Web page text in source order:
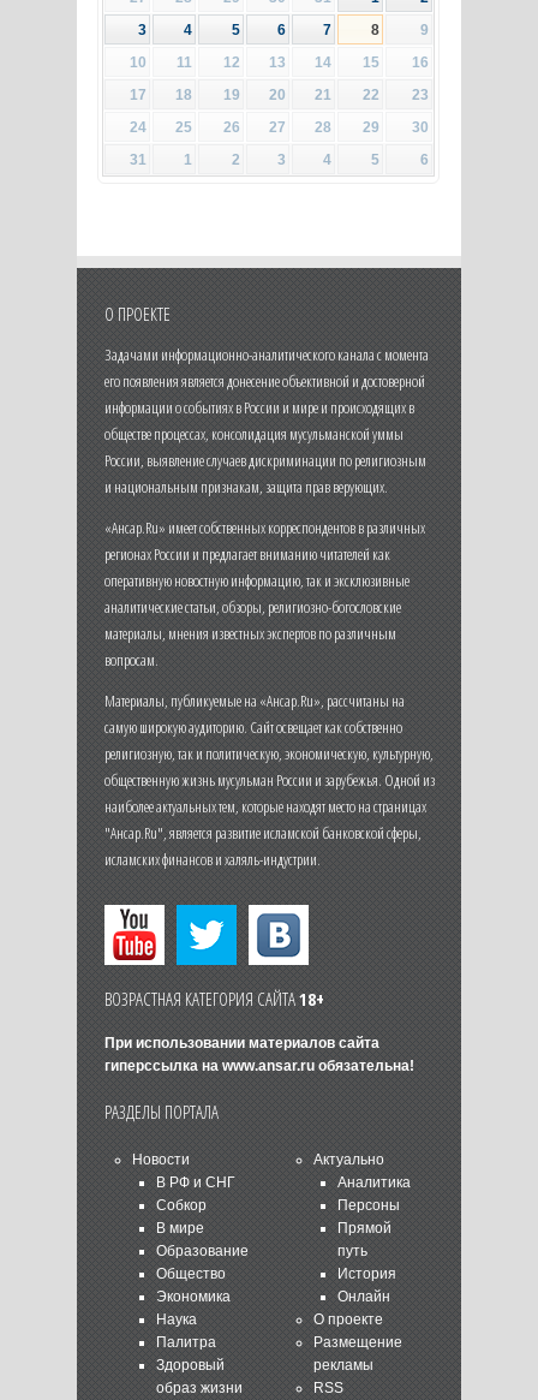
3
4 5 6 7 8
9
10
11 12 13 14 15
16
17
18 19 20 21 22
23
24
25 26 27 28 29
30
31
1 2 3 4 5 6
О ПРОЕКТЕ
Задачами информационно-аналитического канала с момента
его появления является донесение объективной и достоверной
информации о событиях в России и мире и происходящих в
обществе процессах, консолидация мусульманской уммы
России, выявление случаев дискриминации по религиозным
и национальным признакам, защита прав верующих.
«Ансар.Ru» имеет собственных корреспондентов в различных
регионах России и предлагает вниманию читателей как
оперативную новостную информацию, так и эксклюзивные
аналитические статьи, обзоры, религиозно-богословские
материалы, мнения известных экспертов по различным
вопросам.
Материалы, публикуемые на «Ансар.Ru», рассчитаны на
самую широкую аудиторию. Сайт освещает как собственно
религиозную, так и политическую, экономическую, культурную,
общественную жизнь мусульман России и зарубежья. Одной из
наиболее актуальных тем, которые находят место на страницах
"Ансар.Ru", является развитие исламской банковской сферы,
исламских финансов и халяль-индустрии.
ВОЗРАСТНАЯ КАТЕГОРИЯ САЙТА18+
При использовании материалов сайта
гиперссылка на www.ansar.ruобязательна!
РАЗДЕЛЫ ПОРТАЛА
Новости
В РФ и СНГ
Собкор
В мире
Образование
Общество
Экономика
Наука
Палитра
Здоровый
образ жизни
Актуально
Аналитика
Персоны
Прямой
путь
История
Онлайн
О проекте
Размещение
рекламы
RSS